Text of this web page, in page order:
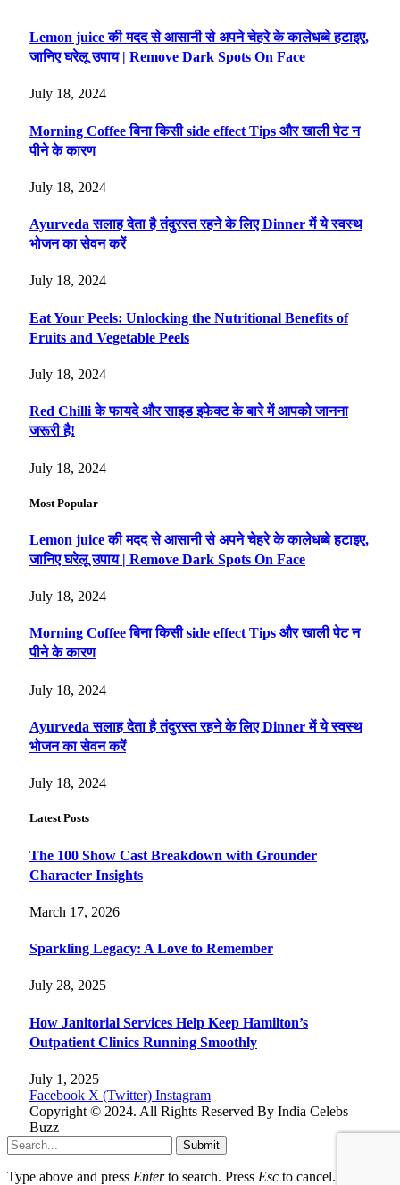
Lemon juice की मदद से आसानी से अपने चेहरे के कालेधब्बे हटाइए,
जानिए घरेलू उपाय | Remove Dark Spots On Face
July 18, 2024
Morning Coffee बिना किसी side effect Tips और खाली पेट न
पीने के कारण
July 18, 2024
Ayurveda सलाह देता है तंदुरस्त रहने के लिए Dinner में ये स्वस्थ
भोजन का सेवन करें
July 18, 2024
Eat Your Peels: Unlocking the Nutritional Benefits of
Fruits and Vegetable Peels
July 18, 2024
Red Chilli के फायदे और साइड इफेक्ट के बारे में आपको जानना
जरूरी है!
July 18, 2024
Most Popular
Lemon juice की मदद से आसानी से अपने चेहरे के कालेधब्बे हटाइए,
जानिए घरेलू उपाय | Remove Dark Spots On Face
July 18, 2024
Morning Coffee बिना किसी side effect Tips और खाली पेट न
पीने के कारण
July 18, 2024
Ayurveda सलाह देता है तंदुरस्त रहने के लिए Dinner में ये स्वस्थ
भोजन का सेवन करें
July 18, 2024
Latest Posts
The 100 Show Cast Breakdown with Grounder
Character Insights
March 17, 2026
Sparkling Legacy: A Love to Remember
July 28, 2025
How Janitorial Services Help Keep Hamilton’s
Outpatient Clinics Running Smoothly
July 1, 2025
Facebook X (Twitter) Instagram
Copyright © 2024. All Rights Reserved By India Celebs
Buzz
Submit
Type above and press Enterto search. Press Esc to cancel.